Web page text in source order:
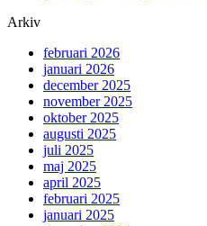
Arkiv
februari 2026
januari 2026
december 2025
november 2025
oktober 2025
augusti 2025
juli 2025
maj 2025
april 2025
februari 2025
januari 2025